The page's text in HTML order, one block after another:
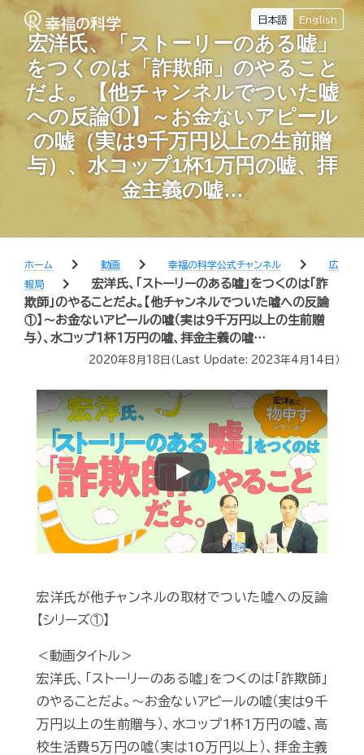
日本語 English
宏洋氏、「ストーリーのある嘘」
をつくのは「詐欺師」のやること
だよ。【他チャンネルでついた嘘
への反論①】～お金ないアピール
の嘘（実は9千万円以上の生前贈
与）、水コップ1杯1万円の嘘、拝
金主義の嘘…
ホーム chevron_right 動画 chevron_right 幸福の科学公式チャンネル chevron_right
広
報局
chevron_right
宏洋氏、「ストーリーのある嘘」をつくのは「詐
欺師」のやることだよ。【他チャンネルでついた嘘への反論
①】～お金ないアピールの嘘（実は9千万円以上の生前贈
与）、水コップ1杯1万円の嘘、拝金主義の嘘…
2020年8月18日 （Last Update: 2023年4月14日 ）
Play
宏洋氏が他チャンネルの取材でついた嘘への反論
【シリーズ①】
＜動画タイトル＞
宏洋氏、「ストーリーのある嘘」をつくのは「詐欺師」
のやることだよ。～お金ないアピールの嘘（実は9千
万円以上の生前贈与）、水コップ1杯1万円の嘘、高
校生活費5万円の嘘（実は10万円以上）、拝金主義